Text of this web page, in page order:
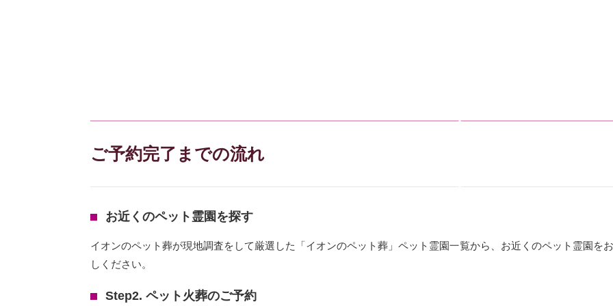
ご予約完了までの流れ
お近くのペット霊園を探す
イオンのペット葬が現地調査をして厳選した「イオンのペット葬」ペット霊園一覧から、お近くのペット霊園を
しください。
Step2. ペット火葬のご予約